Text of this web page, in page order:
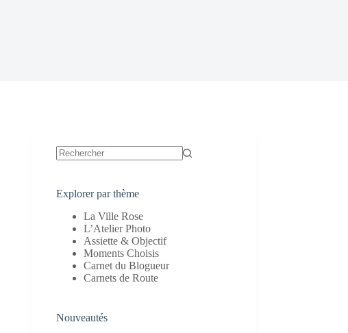
Explorer par thème
La Ville Rose
L’Atelier Photo
Assiette & Objectif
Moments Choisis
Carnet du Blogueur
Carnets de Route
Nouveautés